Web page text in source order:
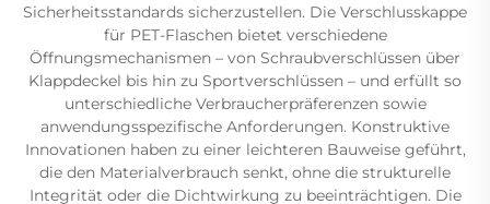
Sicherheitsstandards sicherzustellen. Die Verschlusskappe
für PET-Flaschen bietet verschiedene
Öffnungsmechanismen – von Schraubverschlüssen über
Klappdeckel bis hin zu Sportverschlüssen – und erfüllt so
unterschiedliche Verbraucherpräferenzen sowie
anwendungsspezifische Anforderungen. Konstruktive
Innovationen haben zu einer leichteren Bauweise geführt,
die den Materialverbrauch senkt, ohne die strukturelle
Integrität oder die Dichtwirkung zu beeinträchtigen. Die